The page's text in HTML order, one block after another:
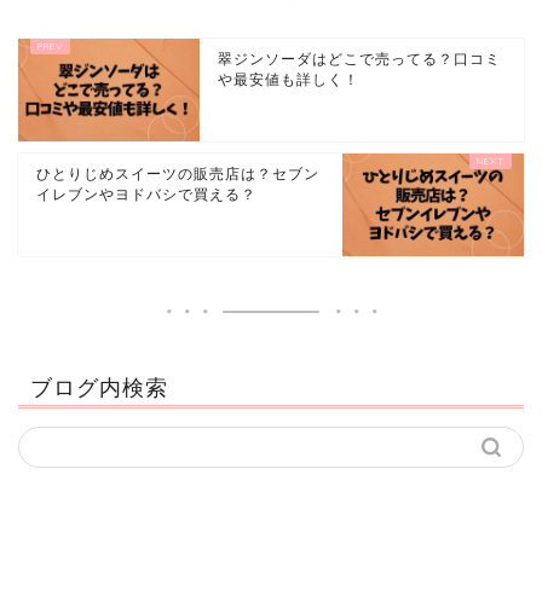
翠ジンソーダはどこで売ってる？口コミ
や最安値も詳しく！
ひとりじめスイーツの販売店は？セブン
イレブンやヨドバシで買える？
ブログ内検索